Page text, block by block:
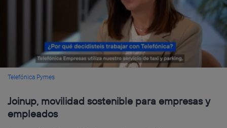
Telefónica Pymes
Joinup, movilidad sostenible para empresas y
empleados